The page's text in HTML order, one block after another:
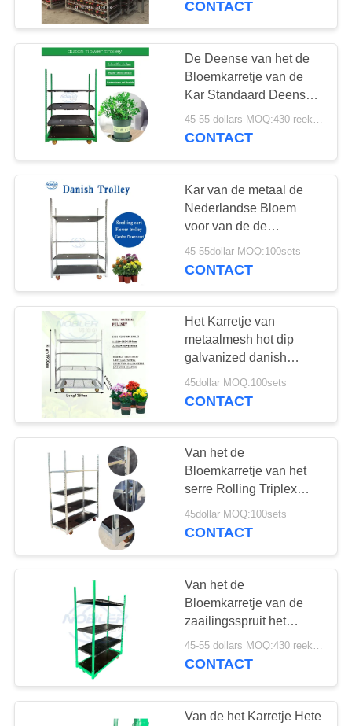
CONTACT
De Deense van het de
Bloemkarretje van de
Kar Standaard Deense
Container Snelle Omzet
45-55 dollars MOQ:430 reeksen
CONTACT
Kar van de metaal de
Nederlandse Bloem
voor van de de
Supermarktlogistiek van
de Bloembasis de
45-55dollar MOQ:100sets
CONTACT
Het Karretje van
metaalmesh hot dip
galvanized danish
Gemakkelijk te
installeren
45dollar MOQ:100sets
CONTACT
Van het de
Bloemkarretje van het
serre Rolling Triplex
Nederlandse
Standaardcontainer
45dollar MOQ:100sets
CONTACT
Van het de
Bloemkarretje van de
zaailingsspruit het
Nederlandse van de het
Metaalplaat Vierwielige
45-55 dollars MOQ:430 reeksen
CONTACT
Van de het Karretje Hete